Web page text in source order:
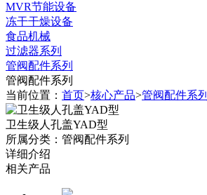
MVR节能设备
冻干干燥设备
食品机械
过滤器系列
管阀配件系列
管阀配件系列
当前位置： 首页>核心产品>管阀配件系列
卫生级人孔盖YAD型
所属分类：管阀配件系列
详细介绍
相关产品